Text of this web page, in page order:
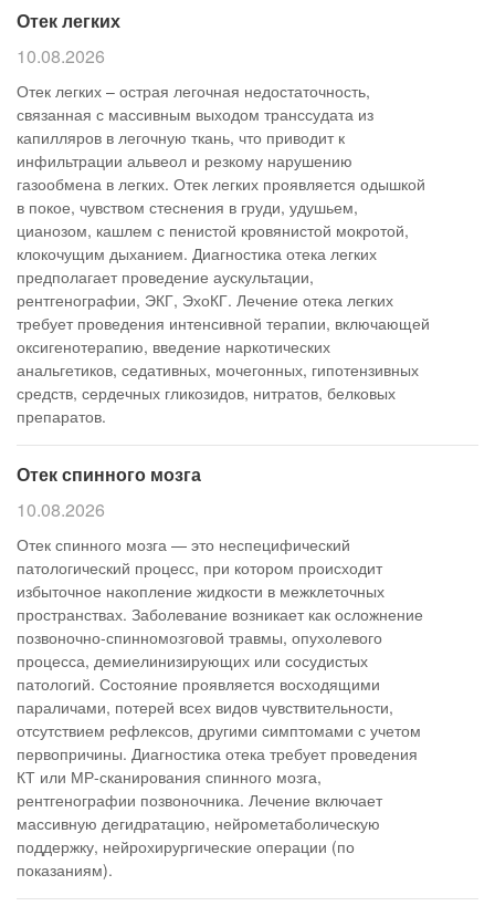
Отек легких
10.08.2026
Отек легких – острая легочная недостаточность,
связанная с массивным выходом транссудата из
капилляров в легочную ткань, что приводит к
инфильтрации альвеол и резкому нарушению
газообмена в легких. Отек легких проявляется одышкой
в покое, чувством стеснения в груди, удушьем,
цианозом, кашлем с пенистой кровянистой мокротой,
клокочущим дыханием. Диагностика отека легких
предполагает проведение аускультации,
рентгенографии, ЭКГ, ЭхоКГ. Лечение отека легких
требует проведения интенсивной терапии, включающей
оксигенотерапию, введение наркотических
анальгетиков, седативных, мочегонных, гипотензивных
средств, сердечных гликозидов, нитратов, белковых
препаратов.
Отек спинного мозга
10.08.2026
Отек спинного мозга — это неспецифический
патологический процесс, при котором происходит
избыточное накопление жидкости в межклеточных
пространствах. Заболевание возникает как осложнение
позвоночно-спинномозговой травмы, опухолевого
процесса, демиелинизирующих или сосудистых
патологий. Состояние проявляется восходящими
параличами, потерей всех видов чувствительности,
отсутствием рефлексов, другими симптомами с учетом
первопричины. Диагностика отека требует проведения
КТ или МР-сканирования спинного мозга,
рентгенографии позвоночника. Лечение включает
массивную дегидратацию, нейрометаболическую
поддержку, нейрохирургические операции (по
показаниям).